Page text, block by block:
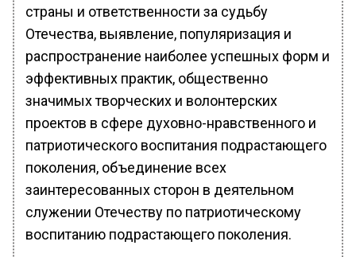
страны и ответственности за судьбу
Отечества, выявление, популяризация и
распространение наиболее успешных форм и
эффективных практик, общественно
значимых творческих и волонтерских
проектов в сфере духовно-нравственного и
патриотического воспитания подрастающего
поколения, объединение всех
заинтересованных сторон в деятельном
служении Отечеству по патриотическому
воспитанию подрастающего поколения.